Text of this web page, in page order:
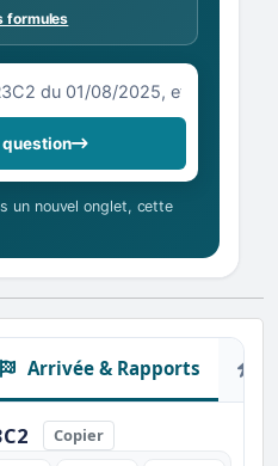
formules
R3C2 du 01/08/2025
un nouvel onglet, cette
Arrivée & Rapports
Copier